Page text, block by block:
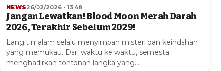
NEWS26/02/2026 - 13:48
Jangan Lewatkan! Blood Moon Merah Darah
2026, Terakhir Sebelum 2029!
Langit malam selalu menyimpan misteri dan keindahan
yang memukau. Dari waktu ke waktu, semesta
menghadirkan tontonan langka yang…